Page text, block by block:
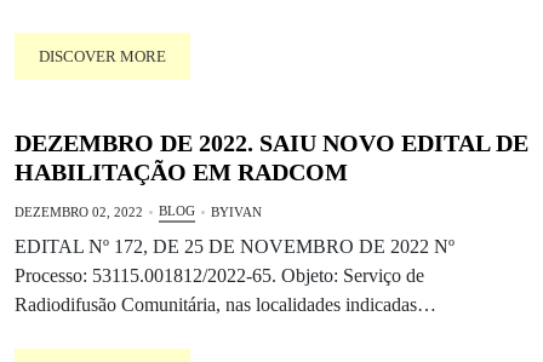
DISCOVER MORE
DEZEMBRO DE 2022. SAIU NOVO EDITAL DE
HABILITAÇÃO EM RADCOM
DEZEMBRO 02, 2022 BLOG BYIVAN
EDITAL Nº 172, DE 25 DE NOVEMBRO DE 2022 Nº
Processo: 53115.001812/2022-65. Objeto: Serviço de
Radiodifusão Comunitária, nas localidades indicadas…